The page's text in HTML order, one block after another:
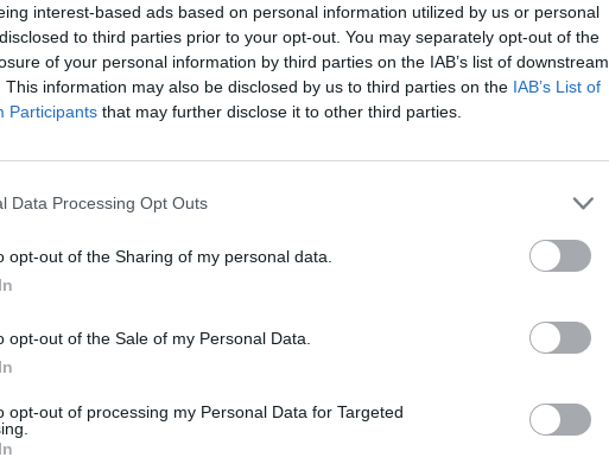
interest-based ads based on personal information utilized by us or personal
to third parties prior to your opt-out. You may separately opt-out of the
of your personal information by third parties on the IAB’s list of downstream
This information may also be disclosed by us to third parties on the IAB’s List of
Participants that may further disclose it to other third parties.
Data Processing Opt Outs
opt-out of the Sharing of my personal data.
opt-out of the Sale of my Personal Data.
opt-out of processing my Personal Data for Targeted
πρωτάθλημα πιθανότατα θα
που πρόλαβε να απασχολήσει ελληνικές
άμεσα στο κορυφαίο
Μπλέιζερς
. Αντίστοιχο συμφωνητικό
Μακ Κάμεϊ, ώστε να αγωνιστεί για
της Αυστραλίας, ενώ ο Τζόρνταν
οΚάιλ Ουίβερ , που υπέγραψε στη
κατηγορία της Ιταλίας, ενώ
και ο Ελάια Τζόνσον με την
Ράιτ θα συνεχίσει στη